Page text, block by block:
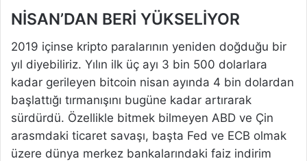
NİSAN’DAN BERİ YÜKSELİYOR
2019 içinse kripto paralarının yeniden doğduğu bir
yıl diyebiliriz. Yılın ilk üç ayı 3 bin 500 dolarlara
kadar gerileyen bitcoin nisan ayında 4 bin dolardan
başlattığı tırmanışını bugüne kadar artırarak
sürdürdü. Özellikle bitmek bilmeyen ABD ve Çin
arasmdaki ticaret savaşı, başta Fed ve ECB olmak
üzere dünya merkez bankalarındaki faiz indirim